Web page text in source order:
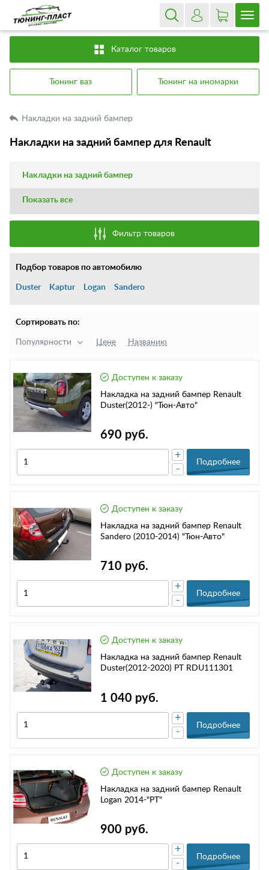
Каталог товаров
Тюнинг ваз Тюнинг на иномарки
Накладки на задний бампер
Накладки на задний бампер для Renault
Накладки на задний бампер
Показать все
Фильтр товаров
Подбор товаров по автомобилю
Duster Kaptur Logan Sandero
Сортировать по:
Популярности Цене Названию
Доступен к заказу
Накладка на задний бампер Renault
Duster(2012-) "Тюн-Авто"
690 руб.
-
+
Подробнее
Доступен к заказу
Накладка на задний бампер Renault
Sandero (2010-2014) "Тюн-Авто"
710 руб.
-
+
Подробнее
Доступен к заказу
Накладка на задний бампер Renault
Duster(2012-2020) РТ RDU111301
1 040 руб.
-
+
Подробнее
Доступен к заказу
Накладка на задний бампер Renault
Logan 2014-"РТ"
900 руб.
-
+
Подробнее